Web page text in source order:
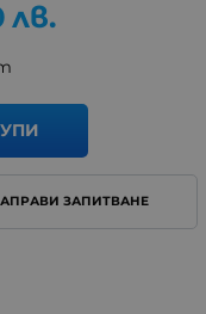
лв.
ЗАПИТВАНЕ